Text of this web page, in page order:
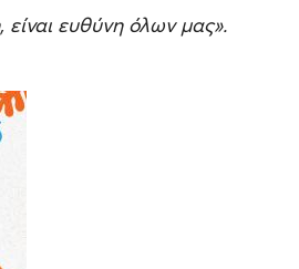
ευθύνη όλων μας».